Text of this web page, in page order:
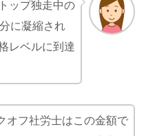
ップ独走中の
に凝縮され
レベルに到達
オフ社労士はこの金額で